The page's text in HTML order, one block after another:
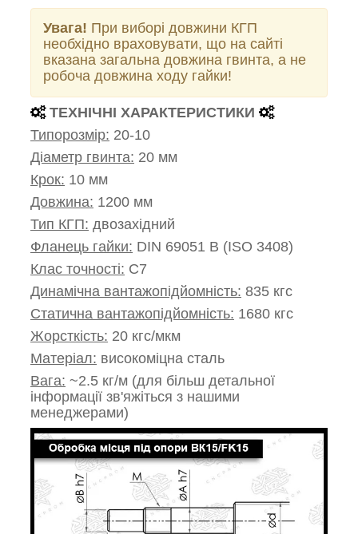
Увага! При виборі довжини КГП
необхідно враховувати, що на сайті
вказана загальна довжина гвинта, а не
робоча довжина ходу гайки!
ТЕХНІЧНІ ХАРАКТЕРИСТИКИ
Типорозмір: 20-10
Діаметр гвинта: 20 мм
Крок: 10 мм
Довжина: 1200 мм
Тип КГП: двозахідний
Фланець гайки: DIN 69051 B (ISO 3408)
Клас точності: С7
Динамічна вантажопідйомність: 835 кгс
Статична вантажопідйомність: 1680 кгс
Жорсткість: 20 кгс/мкм
Матеріал: високоміцна сталь
Вага: ~2.5 кг/м (для більш детальної
інформації зв'яжіться з нашими
менеджерами)